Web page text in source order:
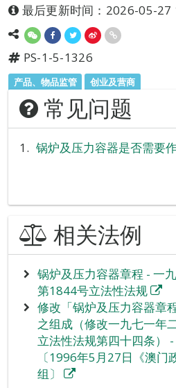
最后更新时间：2026-05-27
PS-1-5-1326
产品、物品监管 创业及营商
常见问题
锅炉及压力容器是否需要
相关法例
锅炉及压力容器章程 - 一
第1844号立法性法规
修改「锅炉及压力容器章
之组成（修改一九七一年
立法性法规第四十四条）
〔1996年5月27日《澳门
组〕